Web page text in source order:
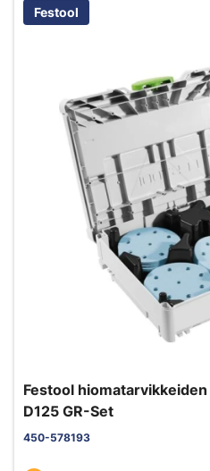
Festool
Festool hiomatarvikkeiden
D125 GR-Set
450-578193